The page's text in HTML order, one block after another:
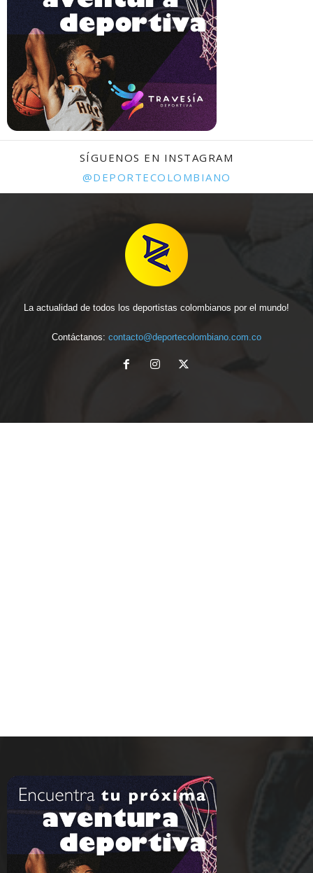
SÍGUENOS EN INSTAGRAM
@DEPORTECOLOMBIANO
La actualidad de todos los deportistas colombianos por el mundo!
Contáctanos: contacto@deportecolombiano.com.co